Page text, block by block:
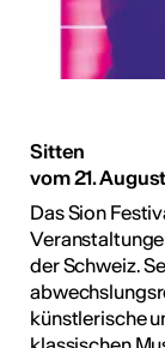
eine kleine aber
im Wallis
2027 in Prag
bis 28. April 2027)
für Recherche-,
Es
Sitten
vom 21.
Das Sion
der Schweiz.
künstlerische